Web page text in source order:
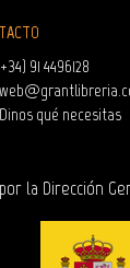
91 4496128
Dinos qué necesitas
la Dirección